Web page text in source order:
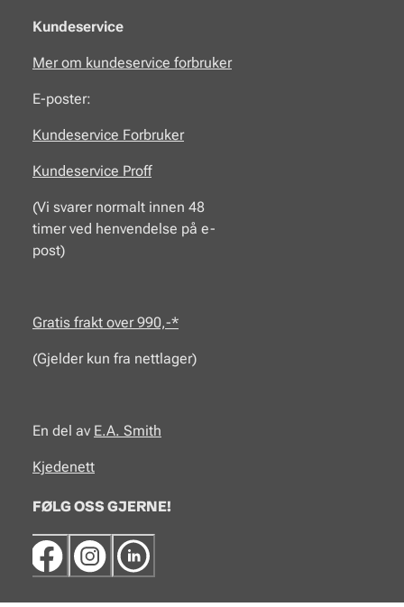
Kundeservice
Mer om kundeservice forbruker
E-poster:
Kundeservice Forbruker
Kundeservice Proff
(Vi svarer normalt innen 48
timer ved henvendelse på e-
post)
Gratis frakt over 990,-*
(Gjelder kun fra nettlager)
En del av E.A. Smith
Kjedenett
FØLG OSS GJERNE!